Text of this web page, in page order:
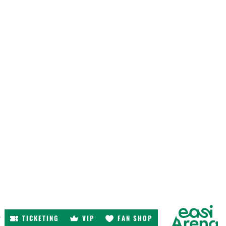
TICKETING VIP FAN SHOP